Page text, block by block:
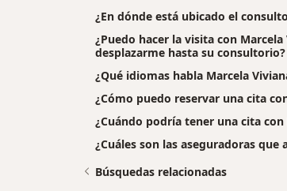
¿En dónde está ubicado el
¿Puedo hacer la visita con
desplazarme hasta su consultorio?
¿Qué idiomas habla Marcela
¿Cómo puedo reservar una cita
¿Cuándo podría tener una cita
¿Cuáles son las aseguradoras
Búsquedas relacionadas